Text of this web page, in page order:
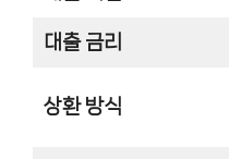
대출 금리
상환 방식